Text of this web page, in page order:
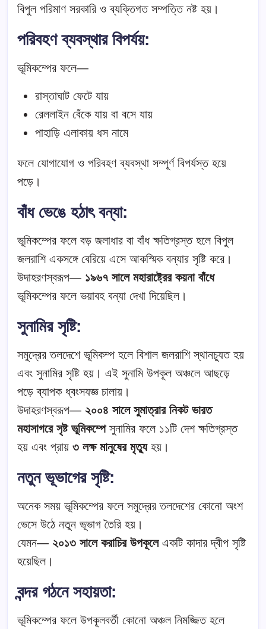
বিপুল পরিমাণ সরকারি ও ব্যক্তিগত সম্পত্তি নষ্ট হয়।
পরিবহণ ব্যবস্থার বিপর্যয়:
ভূমিকম্পের ফলে—
রাস্তাঘাট ফেটে যায়
রেললাইন বেঁকে যায় বা বসে যায়
পাহাড়ি এলাকায় ধস নামে
ফলে যোগাযোগ ও পরিবহণ ব্যবস্থা সম্পূর্ণ বিপর্যস্ত হয়ে
পড়ে।
বাঁধ ভেঙে হঠাৎ বন্যা:
ভূমিকম্পের ফলে বড় জলাধার বা বাঁধ ক্ষতিগ্রস্ত হলে বিপুল
জলরাশি একসঙ্গে বেরিয়ে এসে আকস্মিক বন্যার সৃষ্টি করে।
উদাহরণস্বরূপ— ১৯৬৭ সালে মহারাষ্ট্রের কয়না বাঁধে
ভূমিকম্পের ফলে ভয়াবহ বন্যা দেখা দিয়েছিল।
সুনামির সৃষ্টি:
সমুদ্রের তলদেশে ভূমিকম্প হলে বিশাল জলরাশি স্থানচ্যুত হয়
এবং সুনামির সৃষ্টি হয়। এই সুনামি উপকূল অঞ্চলে আছড়ে
পড়ে ব্যাপক ধ্বংসযজ্ঞ চালায়।
উদাহরণস্বরূপ— ২০০৪ সালে সুমাত্রার নিকট ভারত
মহাসাগরে সৃষ্ট ভূমিকম্পেসুনামির ফলে ১১টি দেশ ক্ষতিগ্রস্ত
হয় এবং প্রায় ৩ লক্ষ মানুষের মৃত্যুহয়।
নতুন ভূভাগের সৃষ্টি:
অনেক সময় ভূমিকম্পের ফলে সমুদ্রের তলদেশের কোনো অংশ
ভেসে উঠে নতুন ভূভাগ তৈরি হয়।
যেমন— ২০১৩ সালে করাচির উপকূলেএকটি কাদার দ্বীপ সৃষ্টি
হয়েছিল।
বন্দর গঠনে সহায়তা:
ভূমিকম্পের ফলে উপকূলবর্তী কোনো অঞ্চল নিমজ্জিত হলে